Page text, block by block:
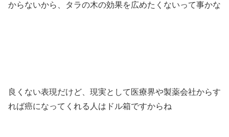
からないから、タラの木の効果を広めたくないって事かな
良くない表現だけど、現実として医療界や製薬会社からす
れば癌になってくれる人はドル箱ですからね